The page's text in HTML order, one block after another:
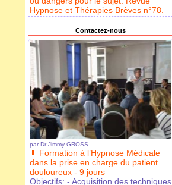
Hypnose et Thérapies Brèves n°78.
Contactez-nous
par Dr Jimmy GROSS
Formation à l’Hypnose Médicale
dans la prise en charge du patient
douloureux - 9 jours
Objectifs: - Acquisition des techniques